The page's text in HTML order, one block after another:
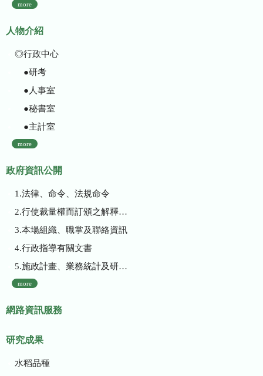
more
人物介紹
◎行政中心
●研考
●人事室
●秘書室
●主計室
more
政府資訊公開
1.法律、命令、法規命令
2.行使裁量權而訂頒之解釋性規定及裁量基準
3.本場組織、職掌及聯絡資訊
4.行政指導有關文書
5.施政計畫、業務統計及研究報告
more
網路資訊服務
研究成果
水稻品種